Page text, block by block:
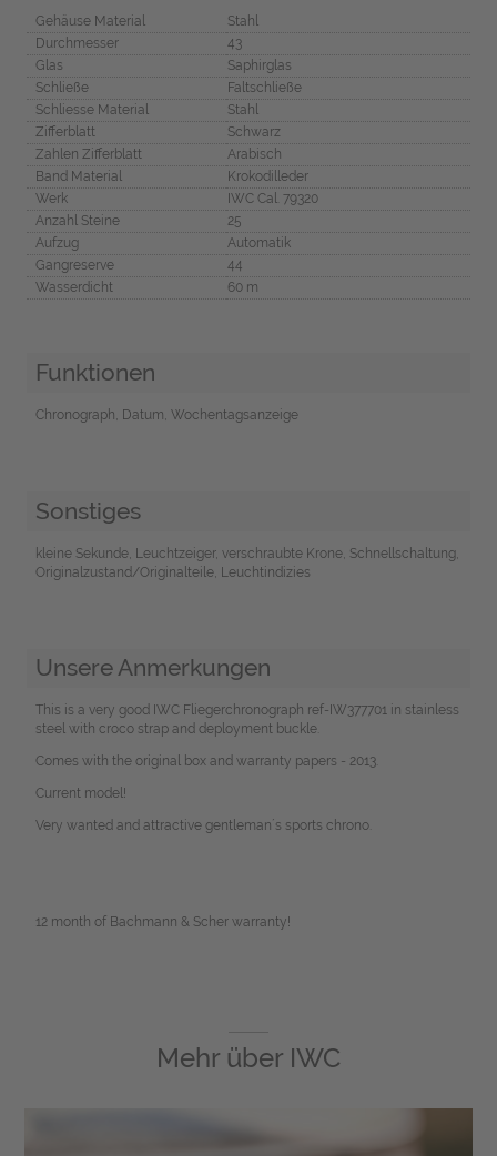
Gehäuse Material
Stahl
Durchmesser
43
Glas
Saphirglas
Schließe
Faltschließe
Schliesse Material
Stahl
Zifferblatt
Schwarz
Zahlen Zifferblatt
Arabisch
Band Material
Krokodilleder
Werk
IWC Cal. 79320
Anzahl Steine
25
Aufzug
Automatik
Gangreserve
44
Wasserdicht
60 m
Funktionen
Chronograph, Datum, Wochentagsanzeige
Sonstiges
kleine Sekunde, Leuchtzeiger, verschraubte Krone, Schnellschaltung,
Originalzustand/Originalteile, Leuchtindizies
Unsere Anmerkungen
This is a very good IWC Fliegerchronograph ref-IW377701 in stainless
steel with croco strap and deployment buckle.
Comes with the original box and warranty papers - 2013.
Current model!
Very wanted and attractive gentleman´s sports chrono.
12 month of Bachmann & Scher warranty!
Mehr über IWC